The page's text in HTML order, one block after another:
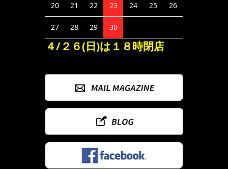
20 21 22 23 24 25 26
27 28 29 30
４/２６(日)は１８時閉店